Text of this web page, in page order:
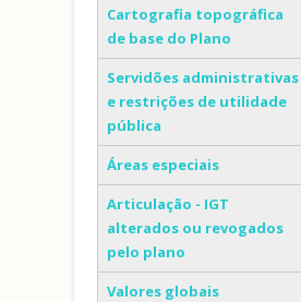
Cartografia topográfica
de base do Plano
Servidões administrativas
e restrições de utilidade
pública
Áreas especiais
Articulação - IGT
alterados ou revogados
pelo plano
Valores globais